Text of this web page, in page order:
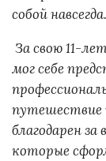
собой навсегда.
За свою 11-
мог себе
путешествие
благодарен
которые